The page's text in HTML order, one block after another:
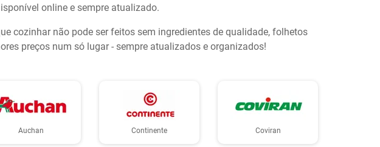
online e sempre atualizado.
cozinhar não pode ser feitos sem ingredientes de qualidade, folhetos
preços num só lugar - sempre atualizados e organizados!
Auchan Continente Coviran